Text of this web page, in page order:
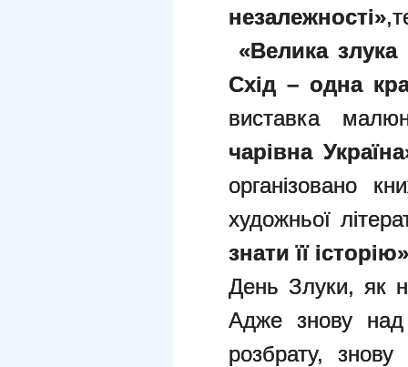
незалежності»
«Велика злука
Схід – одна
виставка
чарівна
організовано
художньої
знати її історію»
День Злуки, як
Адже знову над
розбрату,